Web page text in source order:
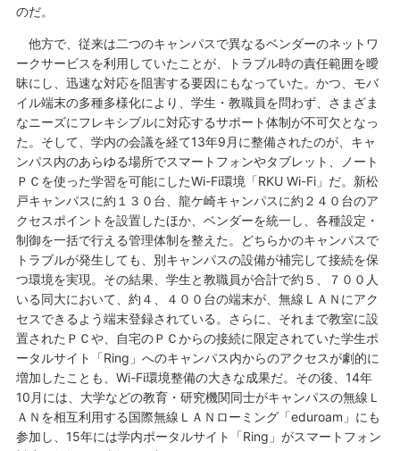
のだ。
他方で、従来は二つのキャンパスで異なるベンダーのネットワ
ークサービスを利用していたことが、トラブル時の責任範囲を曖
昧にし、迅速な対応を阻害する要因にもなっていた。かつ、モバ
イル端末の多種多様化により、学生・教職員を問わず、さまざま
なニーズにフレキシブルに対応するサポート体制が不可欠となっ
た。そして、学内の会議を経て13年9月に整備されたのが、キャ
ンパス内のあらゆる場所でスマートフォンやタブレット、ノート
ＰＣを使った学習を可能にしたWi-Fi環境「RKU Wi-Fi」だ。新松
戸キャンパスに約１３０台、龍ケ崎キャンパスに約２４０台のア
クセスポイントを設置したほか、ベンダーを統一し、各種設定・
制御を一括で行える管理体制を整えた。どちらかのキャンパスで
トラブルが発生しても、別キャンパスの設備が補完して接続を保
つ環境を実現。その結果、学生と教職員が合計で約５、７００人
いる同大において、約４、４００台の端末が、無線ＬＡＮにアク
セスできるよう端末登録されている。さらに、それまで教室に設
置されたＰＣや、自宅のＰＣからの接続に限定されていた学生ポ
ータルサイト「Ring」へのキャンパス内からのアクセスが劇的に
増加したことも、Wi-Fi環境整備の大きな成果だ。その後、14年
10月には、大学などの教育・研究機関同士がキャンパスの無線Ｌ
ＡＮを相互利用する国際無線ＬＡＮローミング「eduroam」にも
参加し、15年には学内ポータルサイト「Ring」がスマートフォン